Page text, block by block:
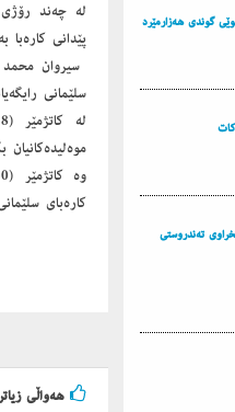
لە چەند رۆژی
پێدانی كارەبا
سیروان محمد /
سلێمانی
کارەبای
هه‌واڵی
گوندی هه‌زارمێرد
ته‌ندروستی